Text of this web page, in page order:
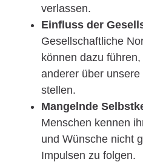
verlassen.
Einfluss der
Gesellschaftliche
können dazu
anderer über
stellen.
Mangelnde
Menschen kennen
und Wünsche nicht
Impulsen zu folgen.